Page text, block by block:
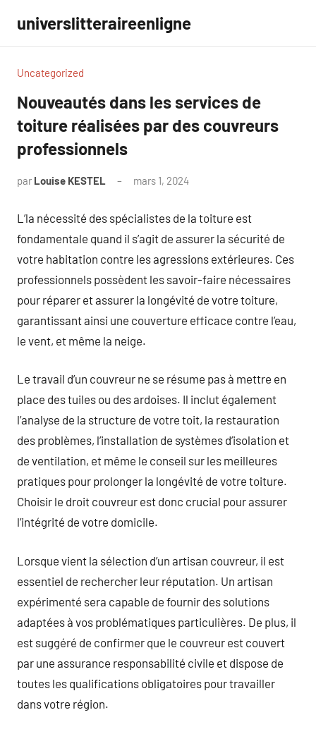
contenu
universlitteraireenligne
Uncategorized
Nouveautés dans les services de
toiture réalisées par des couvreurs
professionnels
par Louise KESTEL mars 1, 2024
L’la nécessité des spécialistes de la toiture est
fondamentale quand il s’agit de assurer la sécurité de
votre habitation contre les agressions extérieures. Ces
professionnels possèdent les savoir-faire nécessaires
pour réparer et assurer la longévité de votre toiture,
garantissant ainsi une couverture efficace contre l’eau,
le vent, et même la neige.
Le travail d’un couvreur ne se résume pas à mettre en
place des tuiles ou des ardoises. Il inclut également
l’analyse de la structure de votre toit, la restauration
des problèmes, l’installation de systèmes d’isolation et
de ventilation, et même le conseil sur les meilleures
pratiques pour prolonger la longévité de votre toiture.
Choisir le droit couvreur est donc crucial pour assurer
l’intégrité de votre domicile.
Lorsque vient la sélection d’un artisan couvreur, il est
essentiel de rechercher leur réputation. Un artisan
expérimenté sera capable de fournir des solutions
adaptées à vos problématiques particulières. De plus, il
est suggéré de confirmer que le couvreur est couvert
par une assurance responsabilité civile et dispose de
toutes les qualifications obligatoires pour travailler
dans votre région.